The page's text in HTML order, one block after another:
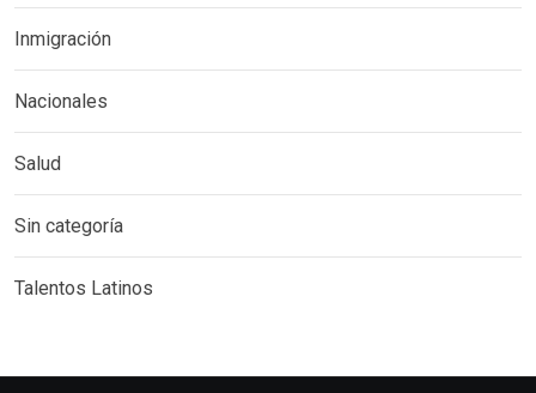
Inmigración
Nacionales
Salud
Sin categoría
Talentos Latinos